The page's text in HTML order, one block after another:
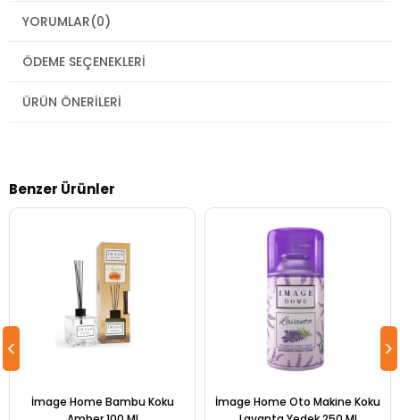
YORUMLAR(0)
ÖDEME SEÇENEKLERI
ÜRÜN ÖNERILERI
Benzer Ürünler
İmage Home Bambu Koku
İmage Home Oto Makine Koku